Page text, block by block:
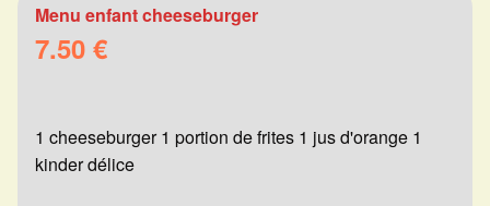
Menu enfant cheeseburger
7.50 €
1 cheeseburger 1 portion de frites 1 jus d'orange 1
kinder délice